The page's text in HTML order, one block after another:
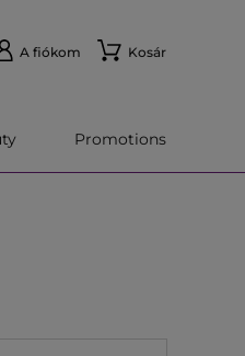
A fiókom Kosár
Promotions